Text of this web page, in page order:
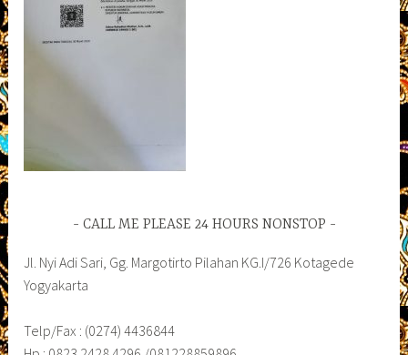
CALL ME PLEASE 24 HOURS NONSTOP
Jl. Nyi Adi Sari, Gg. Margotirto Pilahan KG.I/726 Kotagede
Yogyakarta
Telp/Fax : (0274) 4436844